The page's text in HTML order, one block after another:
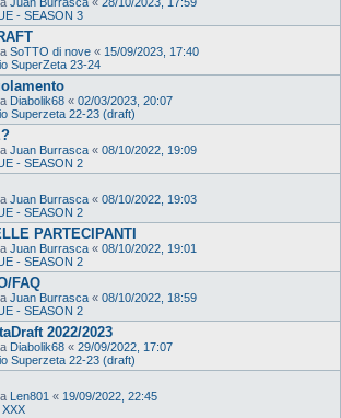
- SEASON 3
SoTTO di nove « 15/09/2023, 17:40
SuperZeta 23-24
Diabolik68 « 02/03/2023, 20:07
Superzeta 22-23 (draft)
Juan Burrasca « 08/10/2022, 19:09
- SEASON 2
Juan Burrasca « 08/10/2022, 19:03
- SEASON 2
PARTECIPANTI
Juan Burrasca « 08/10/2022, 19:01
- SEASON 2
FAQ
Juan Burrasca « 08/10/2022, 18:59
- SEASON 2
2022/2023
Diabolik68 « 29/09/2022, 17:07
Superzeta 22-23 (draft)
Len801 « 19/09/2022, 22:45